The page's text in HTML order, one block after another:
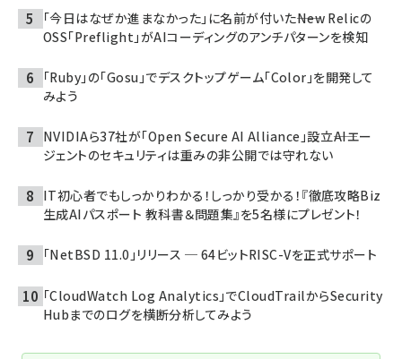
「今日はなぜか進まなかった」に名前が付いた――New Relicの
OSS「Preflight」がAIコーディングのアンチパターンを検知
「Ruby」の「Gosu」でデスクトップゲーム「Color」を開発して
みよう
NVIDIAら37社が「Open Secure AI Alliance」設立――AIエー
ジェントのセキュリティは重みの非公開では守れない
IT初心者でもしっかりわかる！しっかり受かる！『徹底攻略Biz
生成AIパスポート 教科書＆問題集』を5名様にプレゼント！
「NetBSD 11.0」リリース ─ 64ビットRISC-Vを正式サポート
「CloudWatch Log Analytics」でCloudTrailからSecurity
Hubまでのログを横断分析してみよう